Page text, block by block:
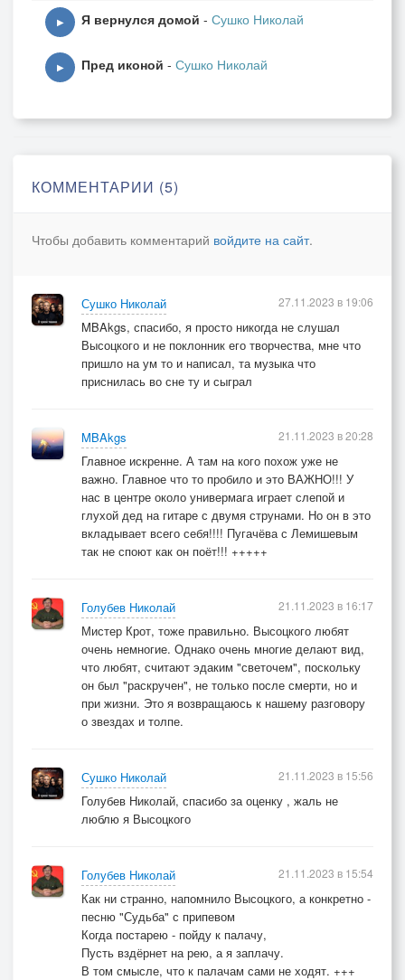
▶ Я вернулся домой - Сушко Николай
▶ Пред иконой - Сушко Николай
КОММЕНТАРИИ (5)
Чтобы добавить комментарий войдите на сайт.
Сушко Николай
MBAkgs, спасибо, я просто никогда не слушал
Высоцкого и не поклонник его творчества, мне что
пришло на ум то и написал, та музыка что
приснилась во сне ту и сыграл
27.11.2023 в 19:06
MBAkgs
Главное искренне. А там на кого похож уже не
важно. Главное что то пробило и это ВАЖНО!!! У
нас в центре около универмага играет слепой и
глухой дед на гитаре с двумя струнами. Но он в это
вкладывает всего себя!!!! Пугачёва с Лемишевым
так не споют как он поёт!!! +++++
21.11.2023 в 20:28
Голубев Николай
Мистер Крот, тоже правильно. Высоцкого любят
очень немногие. Однако очень многие делают вид,
что любят, считают эдаким "светочем", поскольку
он был "раскручен", не только после смерти, но и
при жизни. Это я возвращаюсь к нашему разговору
о звездах и толпе.
21.11.2023 в 16:17
Сушко Николай
Голубев Николай, спасибо за оценку , жаль не
люблю я Высоцкого
21.11.2023 в 15:56
Голубев Николай
Как ни странно, напомнило Высоцкого, а конкретно -
песню "Судьба" с припевом
Когда постарею - пойду к палачу,
Пусть вздёрнет на рею, а я заплачу.
В том смысле, что к палачам сами не ходят. +++
21.11.2023 в 15:54